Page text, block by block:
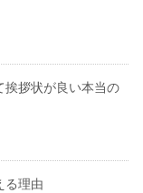
挨拶状が良い本当の
る理由